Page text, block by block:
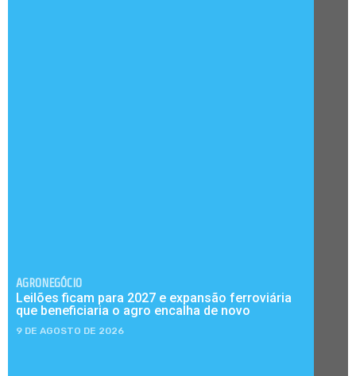
AGRONEGÓCIO
Leilões ficam para 2027 e expansão ferroviária
que beneficiaria o agro encalha de novo
9 DE AGOSTO DE 2026